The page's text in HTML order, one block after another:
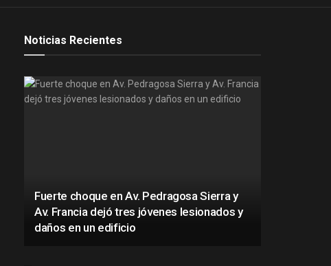
Noticias Recientes
Fuerte choque en Av. Pedragosa Sierra y
Av. Francia dejó tres jóvenes lesionados y
daños en un edificio